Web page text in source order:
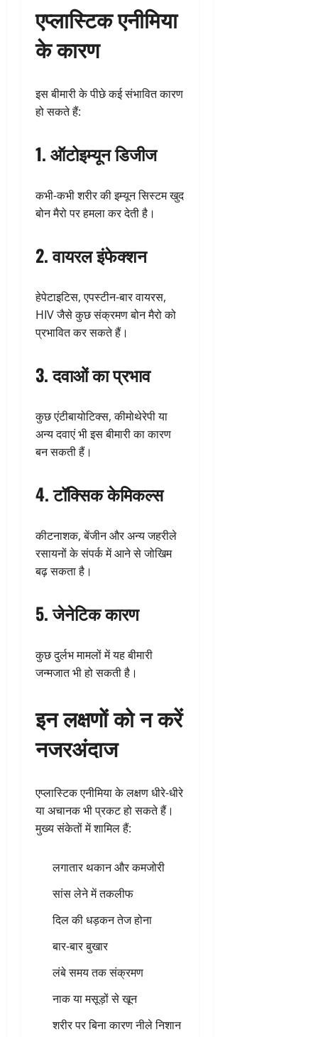
एप्लास्टिक एनीमिया
के कारण
इस बीमारी के पीछे कई संभावित कारण
हो सकते हैं:
1. ऑटोइम्यून डिजीज
कभी-कभी शरीर की इम्यून सिस्टम खुद
बोन मैरो पर हमला कर देती है।
2. वायरल इंफेक्शन
हेपेटाइटिस, एपस्टीन-बार वायरस,
HIV जैसे कुछ संक्रमण बोन मैरो को
प्रभावित कर सकते हैं।
3. दवाओं का प्रभाव
कुछ एंटीबायोटिक्स, कीमोथेरेपी या
अन्य दवाएं भी इस बीमारी का कारण
बन सकती हैं।
4. टॉक्सिक केमिकल्स
कीटनाशक, बेंजीन और अन्य जहरीले
रसायनों के संपर्क में आने से जोखिम
बढ़ सकता है।
5. जेनेटिक कारण
कुछ दुर्लभ मामलों में यह बीमारी
जन्मजात भी हो सकती है।
इन लक्षणों को न करें
नजरअंदाज
एप्लास्टिक एनीमिया के लक्षण धीरे-धीरे
या अचानक भी प्रकट हो सकते हैं।
मुख्य संकेतों में शामिल हैं:
लगातार थकान और कमजोरी
सांस लेने में तकलीफ
दिल की धड़कन तेज होना
बार-बार बुखार
लंबे समय तक संक्रमण
नाक या मसूड़ों से खून
शरीर पर बिना कारण नीले निशान